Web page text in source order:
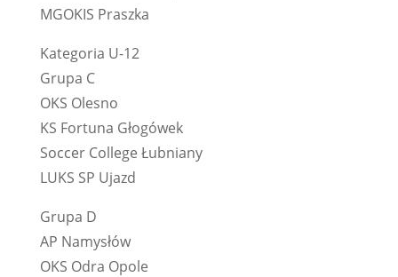
MGOKIS Praszka
Kategoria U-12
Grupa C
OKS Olesno
KS Fortuna Głogówek
Soccer College Łubniany
LUKS SP Ujazd
Grupa D
AP Namysłów
OKS Odra Opole